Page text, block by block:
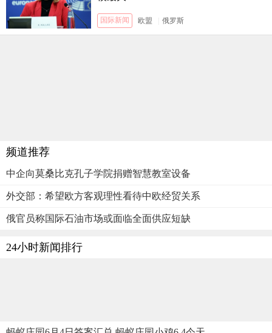
国际新闻 欧盟 俄罗斯
频道推荐
中企向莫桑比克孔子学院捐赠智慧教室设备
外交部：希望欧方客观理性看待中欧经贸关系
俄官员称国际石油市场或面临全面供应短缺
24小时新闻排行